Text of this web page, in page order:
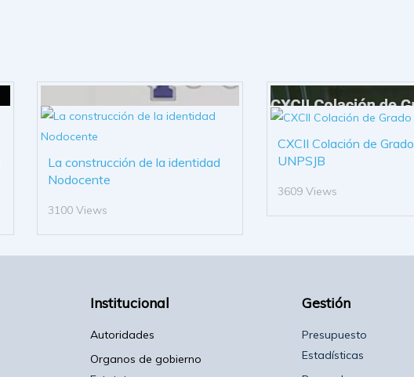
La construcción de la identidad
Nodocente
3100 Views
CXCII Colación de Grado
UNPSJB
3609 Views
Institucional
Autoridades
Organos de gobierno
Gestión
Presupuesto
Estadísticas